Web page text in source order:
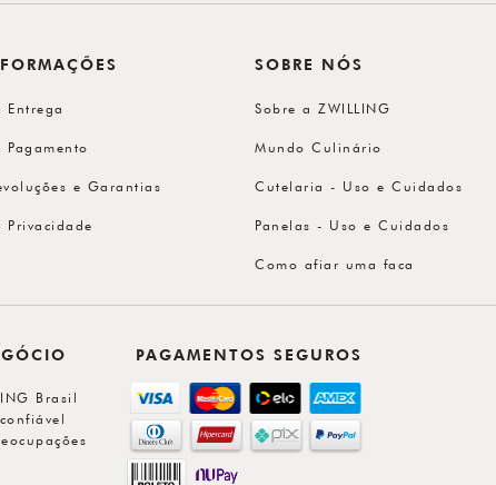
Entrega
e Garantias
Privacidade
SOBRE NÓS
Sobre a ZWILLING
Mundo Culinário
Cutelaria - Uso e Cuidados
Panelas - Uso e Cuidados
Como afiar uma faca
Brasil
PAGAMENTOS SEGUROS